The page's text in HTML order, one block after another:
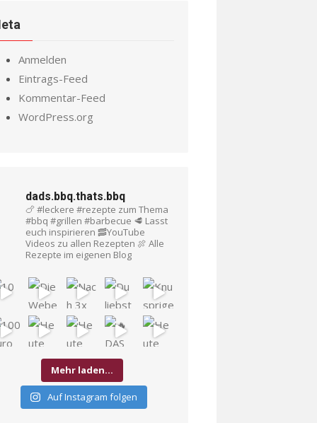
Anmelden
Eintrags-Feed
Kommentar-Feed
WordPress.org
dads.bbq.thats.bbq
🍗 #leckere #rezepte zum Thema
#bbq #grillen #barbecue 🥩 Lasst
euch inspirieren 🥓YouTube
Videos zu allen Rezepten 🍖 Alle
Rezepte im eigenen Blog
Mehr laden…
Auf Instagram folgen